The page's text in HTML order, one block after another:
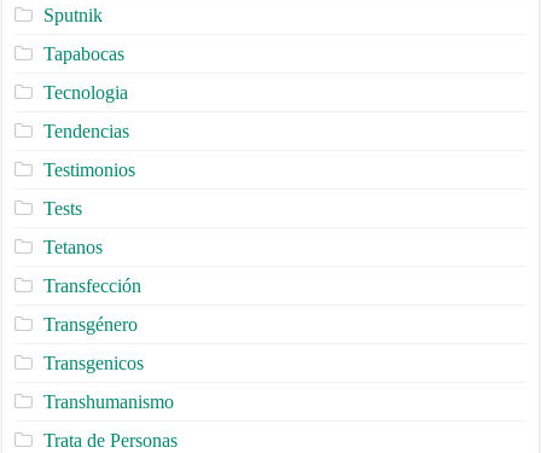
Sputnik
Tapabocas
Tecnologia
Tendencias
Testimonios
Tests
Tetanos
Transfección
Transgénero
Transgenicos
Transhumanismo
Trata de Personas